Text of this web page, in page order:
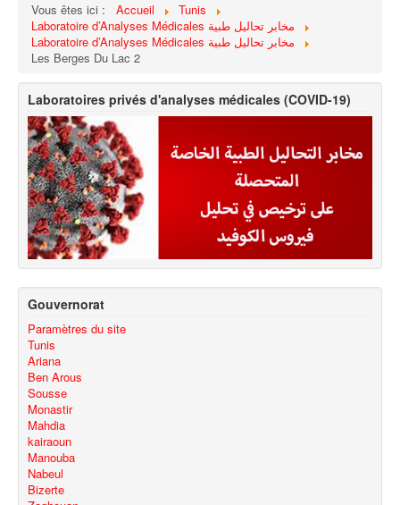
Vous êtes ici : Accueil
Tunis
Laboratoire d’Analyses Médicales مخابر تحاليل طبية
Laboratoire d’Analyses Médicales مخابر تحاليل طبية
Les Berges Du Lac 2
Laboratoires privés d'analyses médicales (COVID-19)
Gouvernorat
Paramètres du site
Tunis
Ariana
Ben Arous
Sousse
Monastir
Mahdia
kairaoun
Manouba
Nabeul
Bizerte